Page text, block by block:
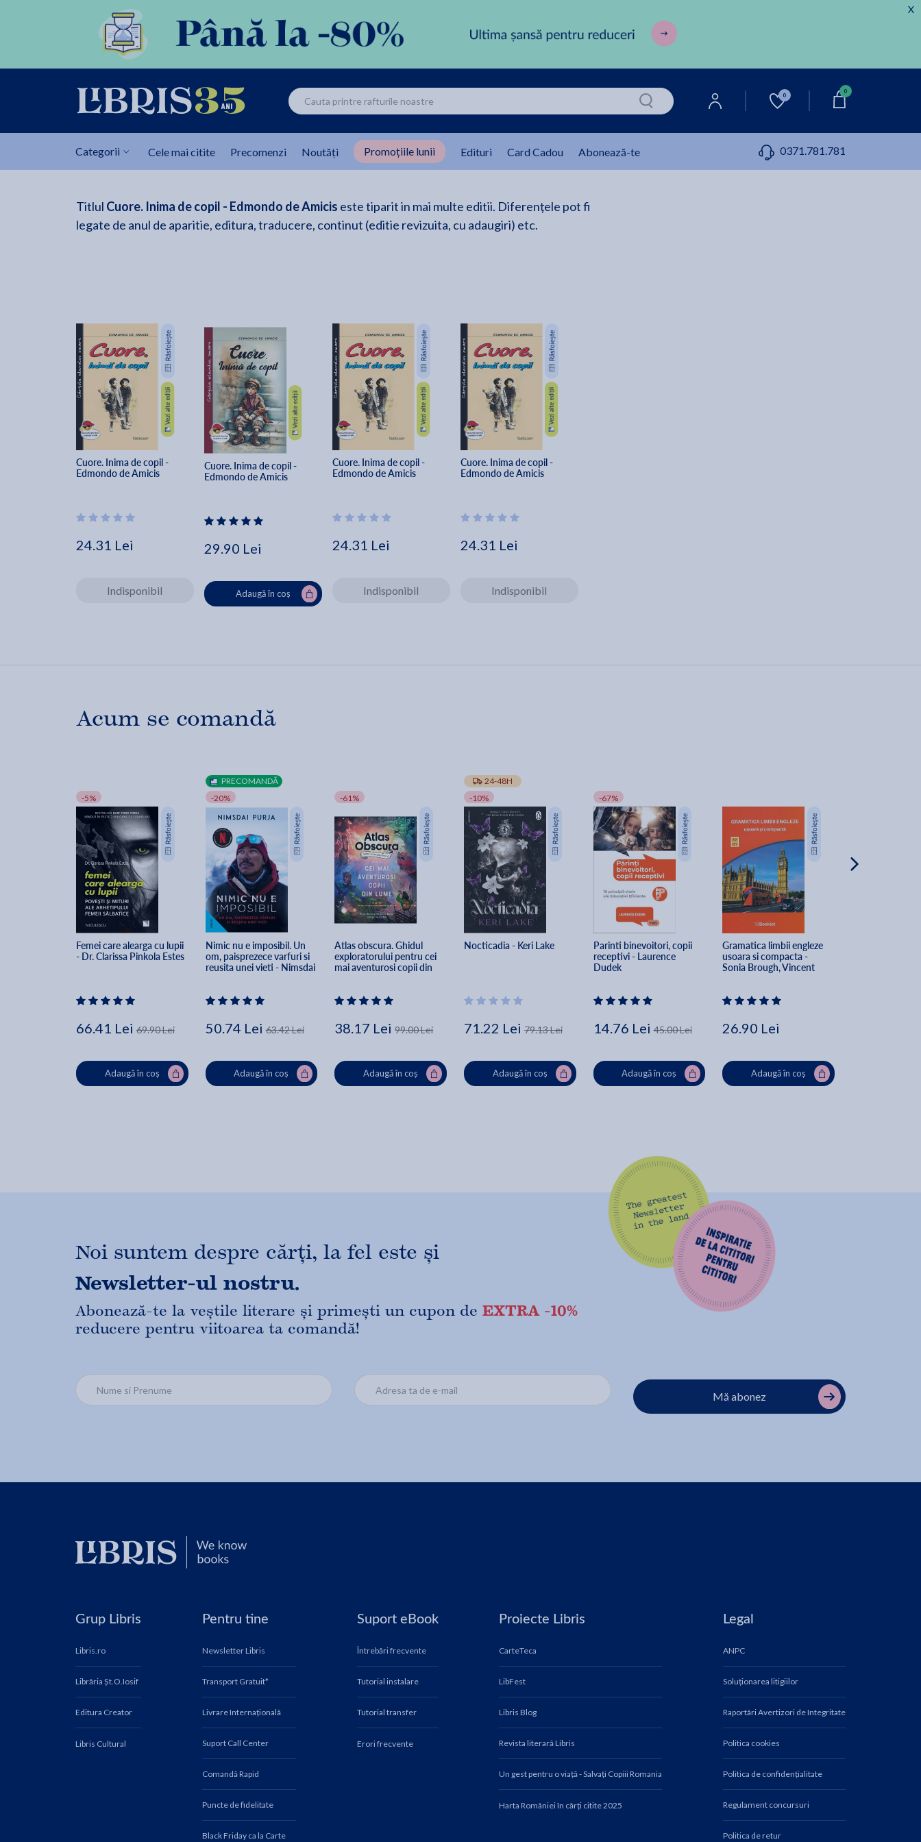
X
0
0
Categorii Cele mai citite Precomenzi Noutăți Promoțiile lunii Edituri Card Cadou Abonează-te 0371.781.781
Titlul Cuore. Inima de copil - Edmondo de Amicis este tiparit in mai multe editii. Diferențele pot fi
legate de anul de aparitie, editura, traducere, continut (editie revizuita, cu adaugiri) etc.
Cuore. Inima de copil -
Edmondo de Amicis
24.31 Lei
Indisponibil
Cuore. Inima de copil -
Edmondo de Amicis
29.90 Lei
Adaugă în coș
Cuore. Inima de copil -
Edmondo de Amicis
24.31 Lei
Indisponibil
Cuore. Inima de copil -
Edmondo de Amicis
24.31 Lei
Indisponibil
Acum se comandă
-5%
Femei care alearga cu lupii
- Dr. Clarissa Pinkola Estes
66.41 Lei 69.90 Lei
Adaugă în coș
PRECOMANDĂ
-20%
Nimic nu e imposibil. Un
om, paisprezece varfuri si
reusita unei vieti - Nimsdai
50.74 Lei 63.42 Lei
Adaugă în coș
-61%
Atlas obscura. Ghidul
exploratorului pentru cei
mai aventurosi copii din
38.17 Lei 99.00 Lei
Adaugă în coș
24-48H
-10%
Nocticadia - Keri Lake
71.22 Lei 79.13 Lei
Adaugă în coș
-67%
Parinti binevoitori, copii
receptivi - Laurence
Dudek
14.76 Lei 45.00 Lei
Adaugă în coș
Gramatica limbii engleze
usoara si compacta -
Sonia Brough, Vincent
26.90 Lei
Adaugă în coș
Noi suntem despre cărți, la fel este și
Newsletter-ul nostru.
Abonează-te la veștile literare și primești un cupon de EXTRA -10%
reducere pentru viitoarea ta comandă!
Mă abonez
Grup Libris
Libris.ro
Librăria Șt.O.Iosif
Editura Creator
Libris Cultural
Pentru tine
Newsletter Libris
Transport Gratuit*
Livrare Internațională
Suport Call Center
Comandă Rapid
Puncte de fidelitate
Black Friday ca la Carte
Suport eBook
Întrebări frecvente
Tutorial instalare
Tutorial transfer
Erori frecvente
Proiecte Libris
CarteTeca
LibFest
Libris Blog
Revista literară Libris
Un gest pentru o viață - Salvați Copiii Romania
Harta României în cărți citite 2025
Legal
ANPC
Soluționarea litigiilor
Raportări Avertizori de Integritate
Politica cookies
Politica de confidențialitate
Regulament concursuri
Politica de retur